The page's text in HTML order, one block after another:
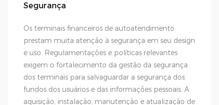
Segurança
Os terminais financeiros de autoatendimento
prestam muita atenção à segurança em seu design
e uso. Regulamentações e políticas relevantes
exigem o fortalecimento da gestão da segurança
dos terminais para salvaguardar a segurança dos
fundos dos usuários e das informações pessoais. A
aquisição, instalação, manutenção e atualização de